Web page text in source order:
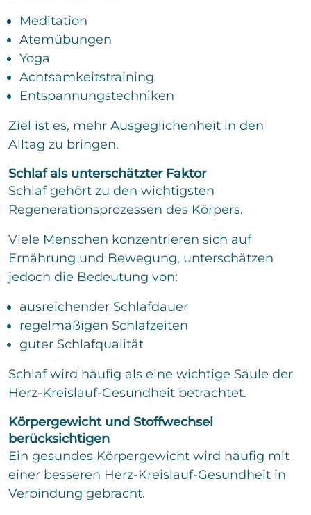
Meditation
Atemübungen
Yoga
Achtsamkeitstraining
Entspannungstechniken
Ziel ist es, mehr Ausgeglichenheit in den
Alltag zu bringen.
Schlaf als unterschätzter Faktor
Schlaf gehört zu den wichtigsten
Regenerationsprozessen des Körpers.
Viele Menschen konzentrieren sich auf
Ernährung und Bewegung, unterschätzen
jedoch die Bedeutung von:
ausreichender Schlafdauer
regelmäßigen Schlafzeiten
guter Schlafqualität
Schlaf wird häufig als eine wichtige Säule der
Herz-Kreislauf-Gesundheit betrachtet.
Körpergewicht und Stoffwechsel
berücksichtigen
Ein gesundes Körpergewicht wird häufig mit
einer besseren Herz-Kreislauf-Gesundheit in
Verbindung gebracht.